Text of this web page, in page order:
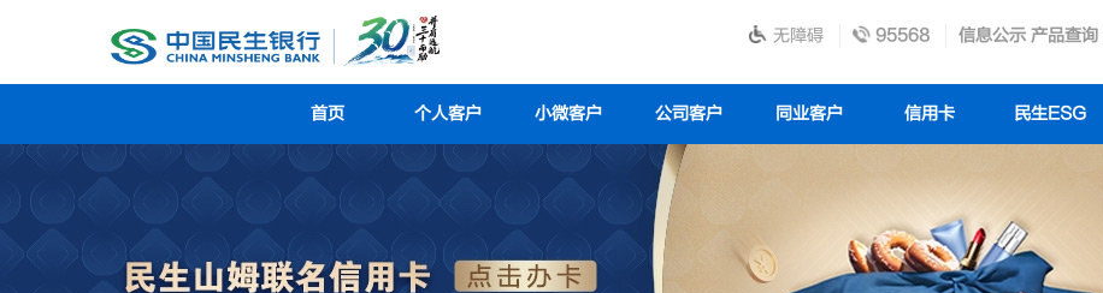
无障碍 95568 信息公示 产品查询
首页 个人客户 小微客户 公司客户 同业客户 信用卡 民生ESG